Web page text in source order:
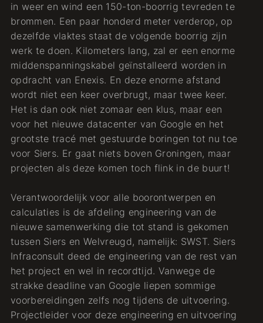
in weer en wind een 150-ton-boorrig tevreden te
brommen. Een paar honderd meter verderop, op
dezelfde vlaktes staat de volgende boorrig zijn
werk te doen. Kilometers lang, zal er een enorme
middenspanningskabel geïnstalleerd worden in
opdracht van Enexis. En deze enorme afstand
wordt niet een keer overbrugt, maar twee keer.
Het is dan ook niet zomaar een klus, maar een
voor het nieuwe datacenter van Google en het
grootste tracé met gestuurde boringen tot nu toe
voor Siers. Er gaat niets boven Groningen, maar
projecten als deze komen toch flink in de buurt!
Verantwoordelijk voor alle boorontwerpen en
calculaties is de afdeling engineering van de
nieuwe samenwerking die tot stand is gekomen
tussen Siers en Welvreugd, namelijk: SWST. Siers
Infraconsult deed de engineering van de rest van
het project en wel in recordtijd. Vanwege de
strakke deadline van Google liepen sommige
voorbereidingen zelfs nog tijdens de uitvoering.
Projectleider voor deze engineering en uitvoering